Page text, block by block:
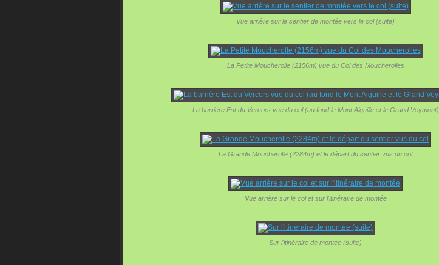
Vue arrière sur le sentier de montée vers le col (suite)
La Petite Moucherolle (2156m) vue du Col des Moucherolles
La barrière Est du Vercors vue du col (au fond le Mont Aiguille et le Grand Veymont)
La Grande Moucherolle (2284m) et le départ du sentier vus du col
Vue arrière sur le col et sur l'itinéraire de montée
Sur l'itinéraire de montée (suite)